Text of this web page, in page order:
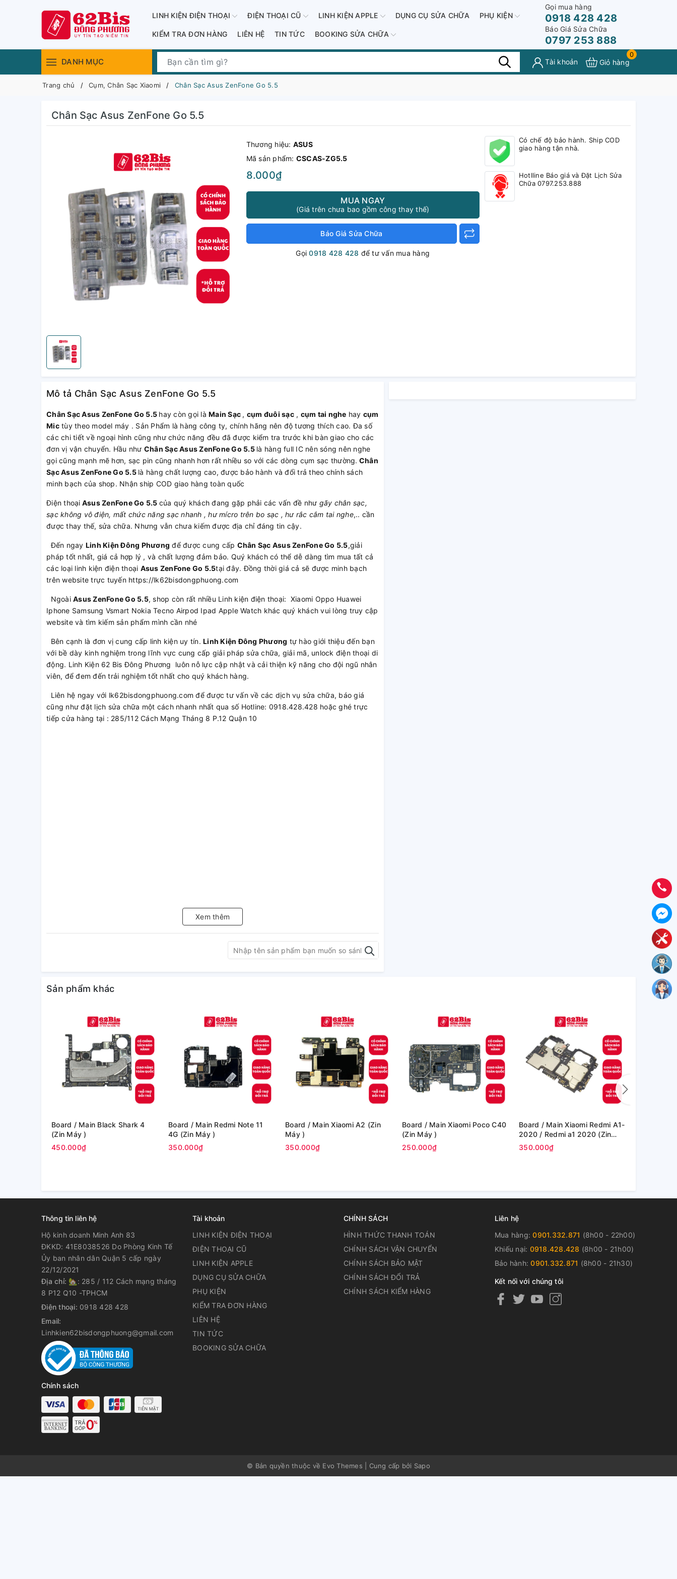
LINH KIỆN ĐIỆN THOẠI ĐIỆN THOẠI CŨ LINH KIỆN APPLE DỤNG CỤ SỬA CHỮA PHỤ KIỆN
KIỂM TRA ĐƠN HÀNG LIÊN HỆ TIN TỨC BOOKING SỬA CHỮA
Gọi mua hàng
0918 428 428
Báo Giá Sửa Chữa
0797 253 888
DANH MỤC Tài khoản
0
Giỏ hàng
Trang chủ Cụm, Chân Sạc Xiaomi Chân Sạc Asus ZenFone Go 5.5
Chân Sạc Asus ZenFone Go 5.5
Thương hiệu: ASUS
Mã sản phẩm: CSCAS-ZG5.5
8.000₫
MUA NGAY
(Giá trên chưa bao gồm công thay thế)
Báo Giá Sửa Chữa
Gọi0918 428 428 để tư vấn mua hàng
Có chế độ bảo hành. Ship COD
giao hàng tận nhà.
Hotlline Báo giá và Đặt Lịch Sửa
Chữa 0797.253.888
Mô tả Chân Sạc Asus ZenFone Go 5.5
Chân Sạc Asus ZenFone Go 5.5 hay còn gọi là Main Sạc , cụm đuôi sạc, cụm tai nghe hay cụm
Mictùy theo model máy . Sản Phẩm là hàng công ty, chính hãng nên độ tương thích cao. Đa số
các chi tiết về ngoại hình cũng như chức năng đều đã được kiểm tra trước khi bàn giao cho các
đơn vị vận chuyển. Hầu như Chân Sạc Asus ZenFone Go 5.5 là hàng full IC nên sóng nên nghe
gọi cũng mạnh mẽ hơn, sạc pin cũng nhanh hơn rất nhiều so với các dòng cụm sạc thường. Chân
Sạc Asus ZenFone Go 5.5 là hàng chất lượng cao, được bảo hành và đổi trả theo chính sách
minh bạch của shop. Nhận ship COD giao hàng toàn quốc
Điện thoại Asus ZenFone Go 5.5 của quý khách đang gặp phải các vấn đề như gãy chân sạc,
sạc không vô điện, mất chức năng sạc nhanh , hư mícro trên bo sạc , hư rắc cắm tai nghe,.. cần
được thay thế, sửa chữa. Nhưng vẫn chưa kiếm được địa chỉ đáng tin cậy.
Đến ngay Linh Kiện Đông Phương để được cung cấp Chân Sạc Asus ZenFone Go 5.5,giải
pháp tốt nhất, giá cả hợp lý , và chất lượng đảm bảo. Quý khách có thể dễ dàng tìm mua tất cả
các loại linh kiện điện thoại Asus ZenFone Go 5.5tại đây. Đồng thời giá cả sẽ được minh bạch
trên website trực tuyến https://lk62bisdongphuong.com
Ngoài Asus ZenFone Go 5.5, shop còn rất nhiều Linh kiện điện thoại: Xiaomi Oppo Huawei
Iphone Samsung Vsmart Nokia Tecno Airpod Ipad Apple Watch khác quý khách vui lòng truy cập
website và tìm kiếm sản phẩm mình cần nhé
Bên cạnh là đơn vị cung cấp linh kiện uy tín. Linh Kiện Đông Phương tự hào giới thiệu đến bạn
với bề dày kinh nghiệm trong lĩnh vực cung cấp giải pháp sửa chữa, giải mã, unlock điện thoại di
động. Linh Kiện 62 Bis Đông Phương luôn nỗ lực cập nhật và cải thiện kỹ năng cho đội ngũ nhân
viên, để đem đến trải nghiệm tốt nhất cho quý khách hàng.
Liên hệ ngay với lk62bisdongphuong.com để được tư vấn về các dịch vụ sửa chữa, báo giá
cũng như đặt lịch sửa chữa một cách nhanh nhất qua số Hotline: 0918.428.428 hoặc ghé trực
tiếp cửa hàng tại : 285/112 Cách Mạng Tháng 8 P.12 Quận 10
Xem thêm
Sản phẩm khác
Board / Main Black Shark 4
(Zin Máy )
450.000₫
Board / Main Redmi Note 11
4G (Zin Máy )
350.000₫
Board / Main Xiaomi A2 (Zin
Máy )
350.000₫
Board / Main Xiaomi Poco C40
(Zin Máy )
250.000₫
Board / Main Xiaomi Redmi A1-
2020 / Redmi a1 2020 (Zin
Máy )
350.000₫
Thông tin liên hệ
Hộ kinh doanh Minh Anh 83
ĐKKD: 41E8038526 Do Phòng Kinh Tế
Ủy ban nhân dân Quận 5 cấp ngày
22/12/2021
Địa chỉ: 🏡: 285 / 112 Cách mạng tháng
8 P12 Q10 -TPHCM
Điện thoại: 0918 428 428
Email:
Linhkien62bisdongphuong@gmail.com
Chính sách
Tài khoản
LINH KIỆN ĐIỆN THOẠI
ĐIỆN THOẠI CŨ
LINH KIỆN APPLE
DỤNG CỤ SỬA CHỮA
PHỤ KIỆN
KIỂM TRA ĐƠN HÀNG
LIÊN HỆ
TIN TỨC
BOOKING SỬA CHỮA
CHÍNH SÁCH
HÌNH THỨC THANH TOÁN
CHÍNH SÁCH VẬN CHUYỂN
CHÍNH SÁCH BẢO MẬT
CHÍNH SÁCH ĐỔI TRẢ
CHÍNH SÁCH KIỂM HÀNG
Liên hệ
Mua hàng:0901.332.871 (8h00 - 22h00)
Khiếu nại: 0918.428.428 (8h00 - 21h00)
Bảo hành:0901.332.871 (8h00 - 21h30)
Kết nối với chúng tôi
© Bản quyền thuộc về Evo Themes Cung cấp bởi Sapo